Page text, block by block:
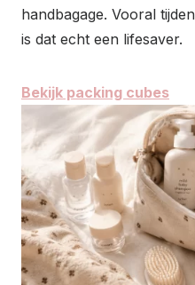
handbagage. Vooral
is dat echt een lifesaver.
Bekijk packing cubes